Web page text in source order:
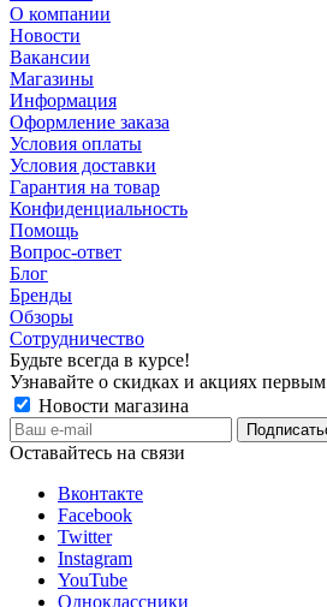
О компании
Новости
Вакансии
Магазины
Информация
Оформление заказа
Условия оплаты
Условия доставки
Гарантия на товар
Конфиденциальность
Помощь
Вопрос-ответ
Блог
Бренды
Обзоры
Сотрудничество
Будьте всегда в курсе!
Узнавайте о скидках и акциях первым
Новости магазина
Оставайтесь на связи
Вконтакте
Facebook
Twitter
Instagram
YouTube
Одноклассники